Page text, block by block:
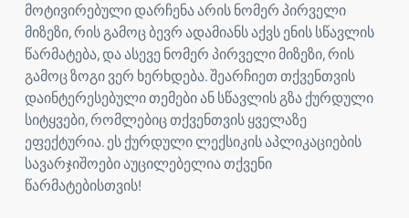
მოტივირებული დარჩენა არის ნომერ პირველი
მიზეზი, რის გამოც ბევრ ადამიანს აქვს ენის სწავლის
წარმატება, და ასევე ნომერ პირველი მიზეზი, რის
გამოც ზოგი ვერ ხერხდება. შეარჩიეთ თქვენთვის
დაინტერესებული თემები ან სწავლის გზა ქურდული
სიტყვები, რომლებიც თქვენთვის ყველაზე
ეფექტურია. ეს ქურდული ლექსიკის აპლიკაციების
სავარჯიშოები აუცილებელია თქვენი
წარმატებისთვის!